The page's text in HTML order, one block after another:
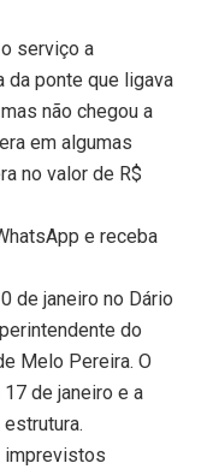
serviço a
ponte que ligava
não chegou a
em algumas
no valor de R$
e receba
de janeiro no Dário
do
Melo Pereira. O
de janeiro e a
imprevistos